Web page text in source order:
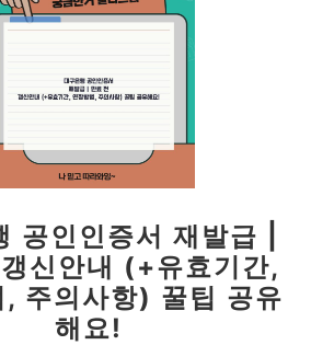
공인인증서 재발급 |
신안내 (+유효기간,
, 주의사항) 꿀팁 공유
해요!